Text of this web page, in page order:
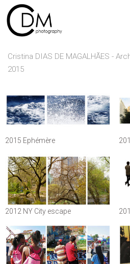
Cristina DIAS DE MAGALHÃES -
2015
2015 Ephémère
2012 NY City escape